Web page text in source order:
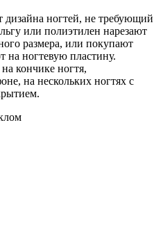
ногтей, не требующий
или полиэтилен нарезают
размера, или покупают
на ногтевую пластину.
кончике ногтя,
на нескольких ногтях с